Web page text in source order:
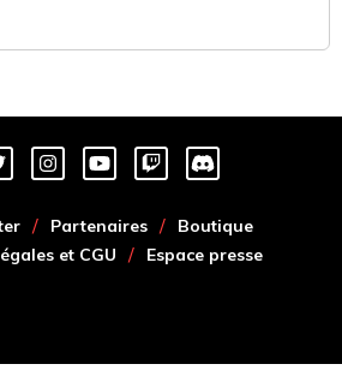
Partenaires
Boutique
et CGU
Espace presse